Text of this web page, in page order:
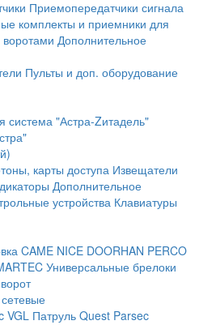
Приемопередатчики сигнала
комплекты и приемники для
Дополнительное
Пульты и доп. оборудование
система "Астра-Zитадель"
карты доступа Извещатели
Дополнительное
устройства Клавиатуры
CAME NICE DOORHAN PERCO
Универсальные брелоки
VGL Патруль Quest Parsec